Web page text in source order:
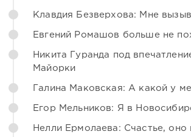
Клавдия Безверхова: Мне
Евгений Ромашов больше не
Никита Гуранда под
Майорки
Галина Маковская: А какой у
Егор Мельников: Я в
Нелли Ермолаева: Счастье, оно